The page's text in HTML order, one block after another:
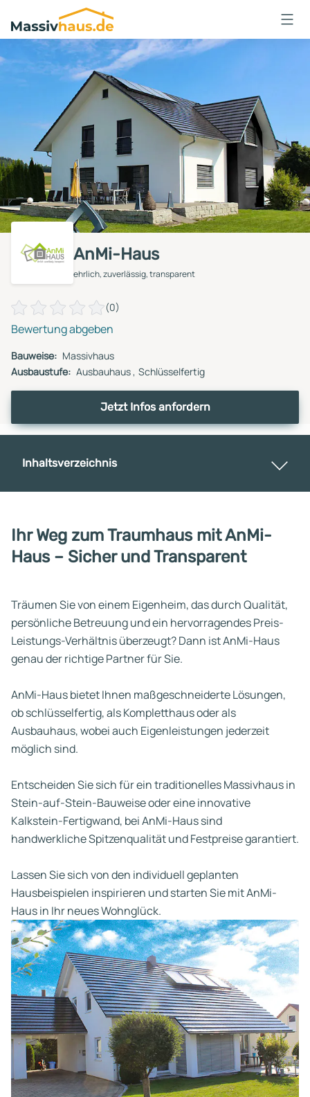
Massivhaus
Logo
Anmelden
AnMi-Haus
ehrlich, zuverlässig, transparent
(0)
Bewertung abgeben
Bauweise: Massivhaus
Ausbaustufe: Ausbauhaus Schlüsselfertig
Jetzt Infos anfordern
Inhaltsverzeichnis
Ihr Weg zum Traumhaus mit AnMi-
Haus – Sicher und Transparent
Träumen Sie von einem Eigenheim, das durch Qualität,
persönliche Betreuung und ein hervorragendes Preis-
Leistungs-Verhältnis überzeugt? Dann ist AnMi-Haus
genau der richtige Partner für Sie.
AnMi-Haus bietet Ihnen maßgeschneiderte Lösungen,
ob schlüsselfertig, als Kompletthaus oder als
Ausbauhaus, wobei auch Eigenleistungen jederzeit
möglich sind.
Entscheiden Sie sich für ein traditionelles Massivhaus in
Stein-auf-Stein-Bauweise oder eine innovative
Kalkstein-Fertigwand, bei AnMi-Haus sind
handwerkliche Spitzenqualität und Festpreise garantiert.
Lassen Sie sich von den individuell geplanten
Hausbeispielen inspirieren und starten Sie mit AnMi-
Haus in Ihr neues Wohnglück.